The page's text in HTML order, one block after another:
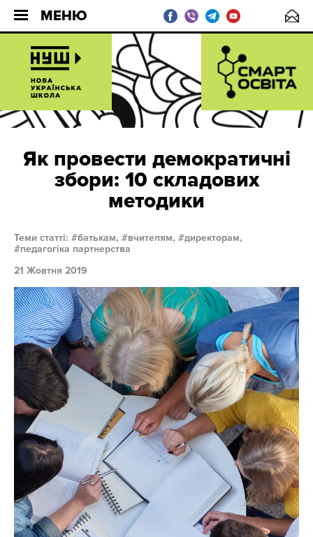
МЕНЮ
Як провести демократичні
збори: 10 складових
методики
Теми статті: батькам, вчителям,
директорам,
педагогіка партнерства
21 Жовтня 2019